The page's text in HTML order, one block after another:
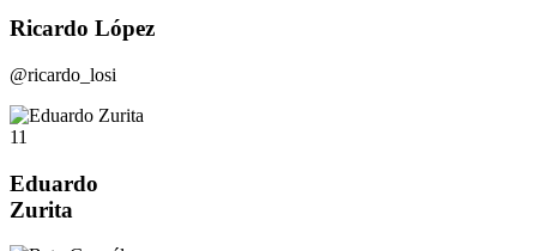
Ricardo López
@ricardo_losi
11
Eduardo
Zurita